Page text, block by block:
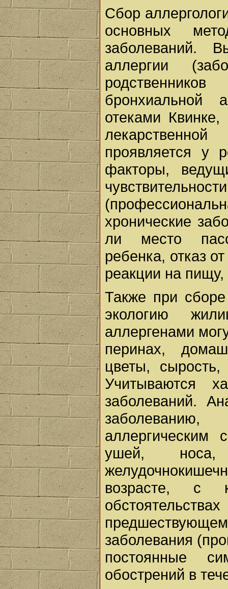
Сбор
основных
заболеваний.
аллергии
бронхиальной
отеками
проявляется у
факторы,
хронические
ли место
ребенка, отказ
реакции на
Также при
экологию
аллергенами
перинах,
цветы,
Учитываются
заболеваний.
аллергическим
ушей, носа,
возрасте, с
заболевания
постоянные
обострений в